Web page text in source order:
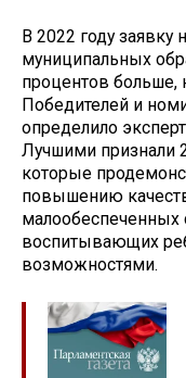
В 2022 году заявку
муниципальных
процентов больше,
Победителей и
определило
Лучшими признали
которые
повышению
малообеспеченных
воспитывающих
возможностями.